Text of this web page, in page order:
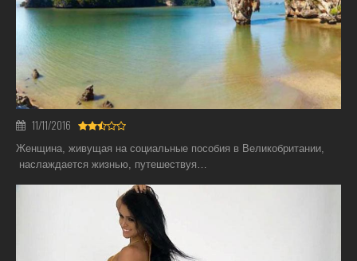
11/11/2016
Женщина, живущая на социальные пособия в Великобритании,
наслаждается жизнью, путешествуя…